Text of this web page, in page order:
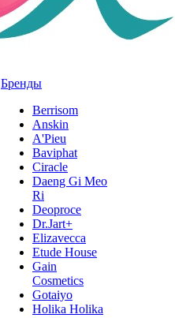
Бренды
Berrisom
Anskin
A'Pieu
Baviphat
Ciracle
Daeng Gi Meo
Ri
Deoproce
Dr.Jart+
Elizavecca
Etude House
Gain
Cosmetics
Gotaiyo
Holika Holika